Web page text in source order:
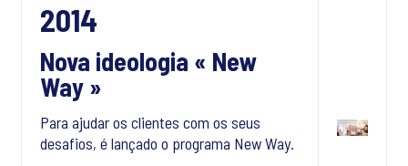
2014
Nova ideologia « New
Way »
Para ajudar os clientes com os seus
desafios, é lançado o programa New Way.